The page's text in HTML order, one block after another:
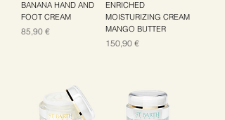
BANANA HAND AND
FOOT CREAM
Цена
85,90 €
ENRICHED
MOISTURIZING CREAM
MANGO BUTTER
Цена
150,90 €